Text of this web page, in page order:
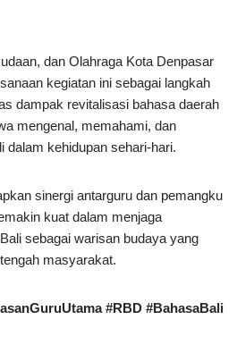
dan Olahraga Kota Denpasar
kegiatan ini sebagai langkah
dampak revitalisasi bahasa daerah
mengenal, memahami, dan
dalam kehidupan sehari-hari.
sinergi antarguru dan pemangku
kuat dalam menjaga
sebagai warisan budaya yang
masyarakat.
#RBD #BahasaBali